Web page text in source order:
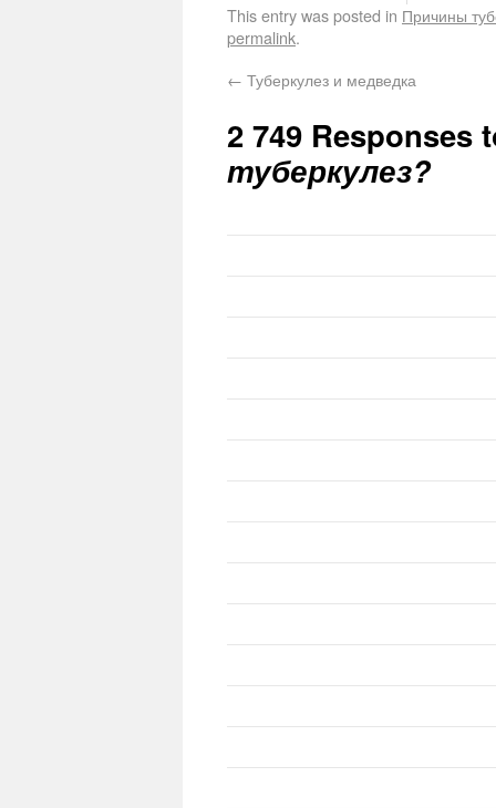
This entry was posted in Причины
permalink.
← Туберкулез и медведка
2 749 Responses
туберкулез?